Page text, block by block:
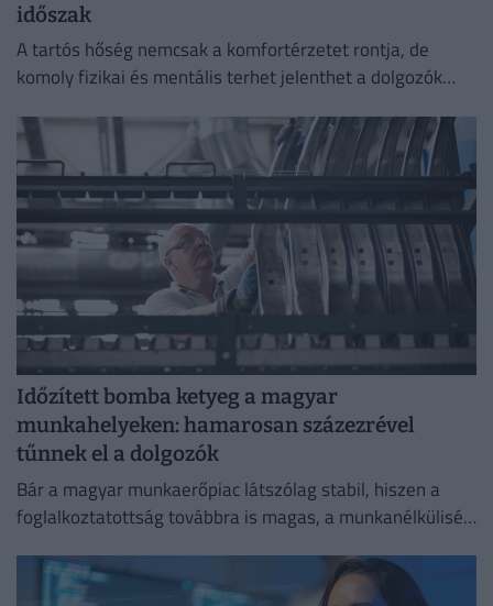
időszak
A tartós hőség nemcsak a komfortérzetet rontja, de
komoly fizikai és mentális terhet jelenthet a dolgozók
Időzített bomba ketyeg a magyar
munkahelyeken: hamarosan százezrével
tűnnek el a dolgozók
Bár a magyar munkaerőpiac látszólag stabil, hiszen a
foglalkoztatottság továbbra is magas, a munkanélküliség